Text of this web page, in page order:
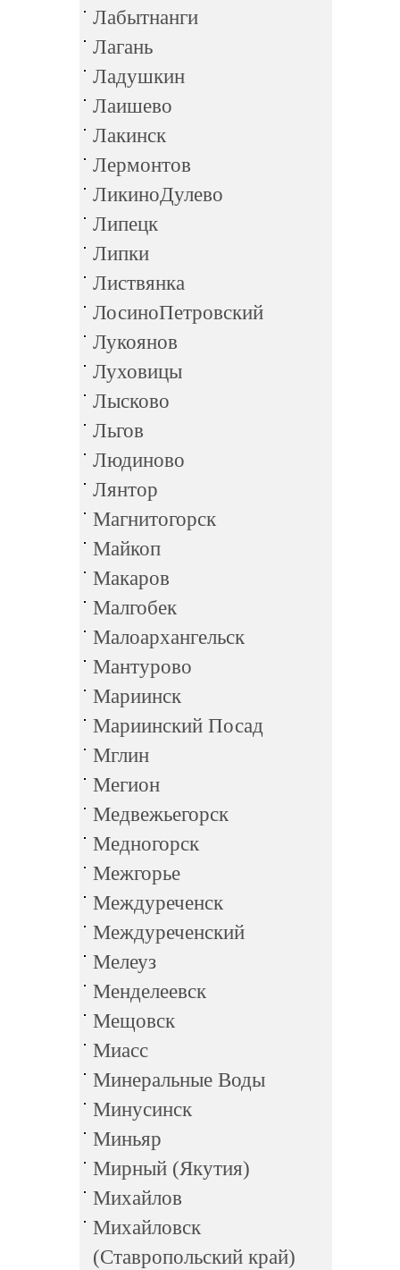
Лабытнанги
Лагань
Ладушкин
Лаишево
Лакинск
Лермонтов
ЛикиноДулево
Липецк
Липки
Листвянка
ЛосиноПетровский
Лукоянов
Луховицы
Лысково
Льгов
Людиново
Лянтор
Магнитогорск
Майкоп
Макаров
Малгобек
Малоархангельск
Мантурово
Мариинск
Мариинский Посад
Мглин
Мегион
Медвежьегорск
Медногорск
Межгорье
Междуреченск
Междуреченский
Мелеуз
Менделеевск
Мещовск
Миасс
Минеральные Воды
Минусинск
Миньяр
Мирный (Якутия)
Михайлов
Михайловск
(Ставропольский край)